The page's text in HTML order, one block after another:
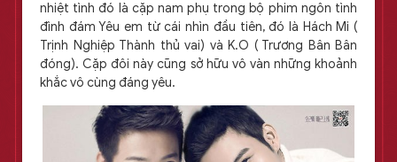
nhiệt tình đó là cặp nam phụ trong bộ phim ngôn tình
đình đám Yêu em từ cái nhìn đầu tiên, đó là Hách Mi (
Trịnh Nghiệp Thành thủ vai) và K.O ( Trương Bân Bân
đóng). Cặp đôi này cũng sở hữu vô vàn những khoảnh
khắc vô cùng đáng yêu.